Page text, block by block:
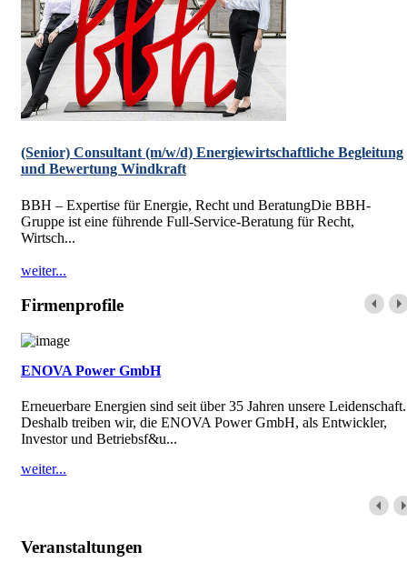
(Senior) Consultant (m/w/d) Energiewirtschaftliche Begleitung
und Bewertung Windkraft
BBH – Expertise für Energie, Recht und BeratungDie BBH-
Gruppe ist eine führende Full-Service-Beratung für Recht,
Wirtsch...
weiter...
Firmenprofile
ENOVA Power GmbH
Erneuerbare Energien sind seit über 35 Jahren unsere Leidenschaft.
Deshalb treiben wir, die ENOVA Power GmbH, als Entwickler,
Investor und Betriebsf&u...
weiter...
Veranstaltungen